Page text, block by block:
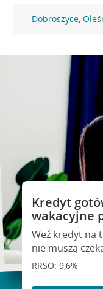
Dobroszyce,
Kredyt
wakacyjne
Weź kredyt na
nie muszą
RRSO: 9,6%